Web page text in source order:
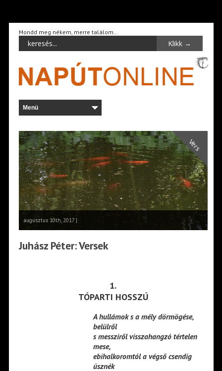
Mondd meg nékem, merre találom…
Vers
augusztus 10th, 2017 |
Juhász Péter: Versek
1.
TÓPARTI HOSSZÚ
A hullámok s a mély dörmögése,
belülről
s messziről visszahangzó tértelen
mese,
ebihalkoromtól a végső csendig
úsznék